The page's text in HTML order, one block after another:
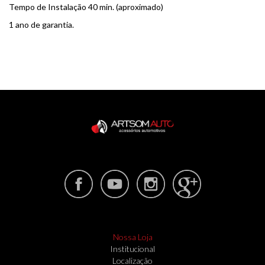
Tempo de Instalação 40 min. (aproximado)
1 ano de garantia.
Nossa Loja
Institucional
Localização